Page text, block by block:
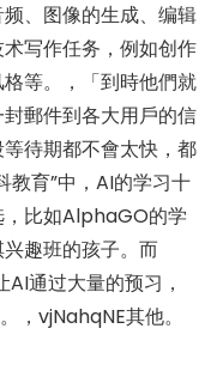
、图像的生成、编辑
写作任务，例如创作
等。，「到時他們就
郵件到各大用戶的信
待期都不會太快，都
教育”中，AI的学习十
，比如AlphaGO的学
趣班的孩子。而
通过大量的预习，
，vjNahqNE其他。